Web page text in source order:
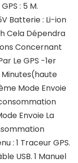
: 5 M.
Batterie : Li-ion
Cela Dépendra
Concernant
Le GPS -1er
Minutes(haute
Mode Envoie
Envoie La
: 1 Traceur GPS.
USB. 1 Manuel